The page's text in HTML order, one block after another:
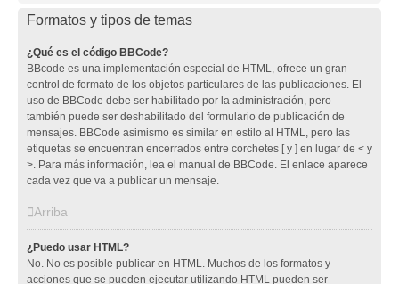
Formatos y tipos de temas
¿Qué es el código BBCode?
BBcode es una implementación especial de HTML, ofrece un gran
control de formato de los objetos particulares de las publicaciones. El
uso de BBCode debe ser habilitado por la administración, pero
también puede ser deshabilitado del formulario de publicación de
mensajes. BBCode asimismo es similar en estilo al HTML, pero las
etiquetas se encuentran encerrados entre corchetes [ y ] en lugar de < y
>. Para más información, lea el manual de BBCode. El enlace aparece
cada vez que va a publicar un mensaje.
Arriba
¿Puedo usar HTML?
No. No es posible publicar en HTML. Muchos de los formatos y
acciones que se pueden ejecutar utilizando HTML pueden ser